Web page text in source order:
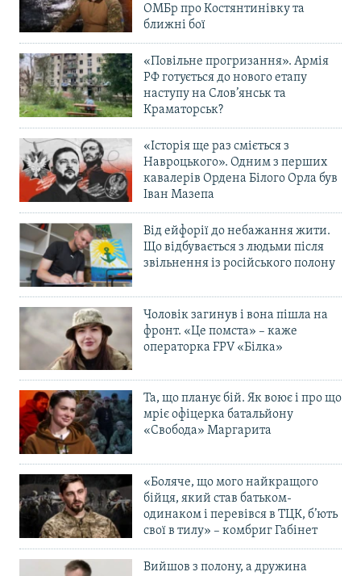
ОМБр про Костянтинівку та
ближні бої
«Повільне прогризання». Армія
РФ готується до нового етапу
наступу на Слов’янськ та
Краматорськ?
«Історія ще раз сміється з
Навроцького». Одним з перших
кавалерів Ордена Білого Орла був
Іван Мазепа
Від ейфорії до небажання жити.
Що відбувається з людьми після
звільнення із російського полону
Чоловік загинув і вона пішла на
фронт. «Це помста» – каже
операторка FPV «Білка»
Та, що планує бій. Як воює і про що
мріє офіцерка батальйону
«Свобода» Маргарита
«Боляче, що мого найкращого
бійця, який став батьком-
одинаком і перевівся в ТЦК, б’ють
свої в тилу» – комбриг Габінет
Вийшов з полону, а дружина